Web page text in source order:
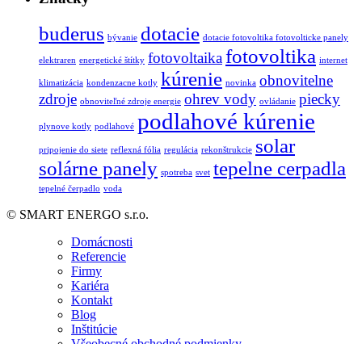
buderus bývanie dotacie dotacie fotovoltika fotovolticke panely
elektraren energetické štítky fotovoltaikafotovoltika internet
klimatizácia kondenzacne kotly kúrenie novinka obnovitelne
zdroje obnoviteľné zdroje energie ohrev vody ovládanie piecky
plynove kotly podlahové podlahové kúrenie
pripojenie do siete reflexná fólia regulácia rekonštrukcie solar
solárne panely spotreba svet tepelne cerpadla
tepelné čerpadlo voda
© SMART ENERGO s.r.o.
Domácnosti
Referencie
Firmy
Kariéra
Kontakt
Blog
Inštitúcie